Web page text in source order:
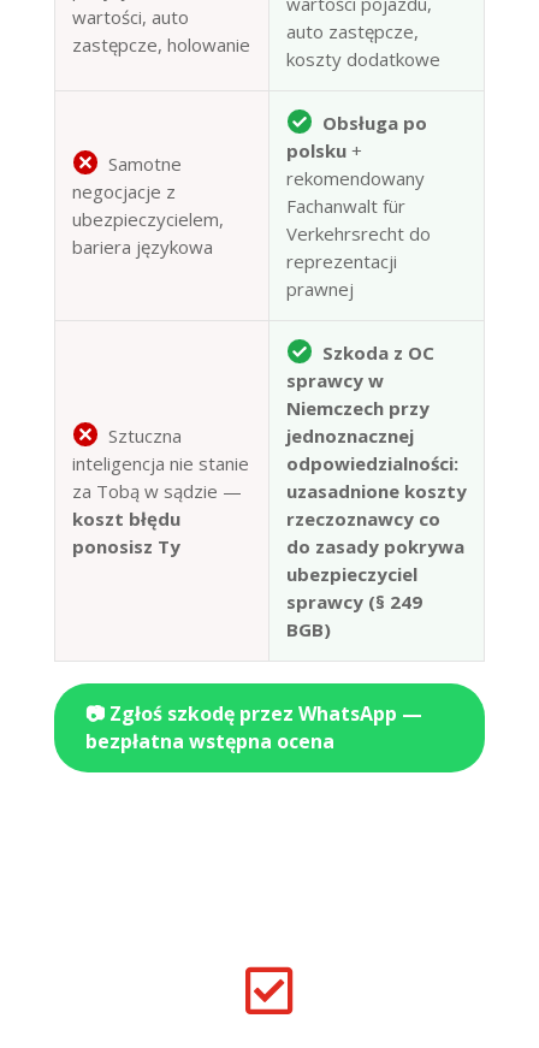
wartości, auto
zastępcze, holowanie
auto zastępcze,
koszty dodatkowe
Samotne
negocjacje z
ubezpieczycielem,
bariera językowa
Obsługa po
polsku+
rekomendowany
Fachanwalt für
Verkehrsrecht do
reprezentacji
prawnej
Sztuczna
inteligencja nie stanie
za Tobą w sądzie —
koszt błędu
ponosisz Ty
Szkoda z OC
sprawcy w
Niemczech przy
jednoznacznej
odpowiedzialności:
uzasadnione koszty
rzeczoznawcy co
do zasady pokrywa
ubezpieczyciel
sprawcy (§ 249
BGB)
📷 Zgłoś szkodę przez WhatsApp —
bezpłatna wstępna ocena
